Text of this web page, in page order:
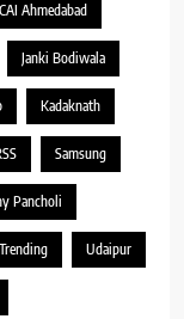
Ahmedabad
Janki Bodiwala
Kadaknath
Samsung
Pancholi
Trending Udaipur